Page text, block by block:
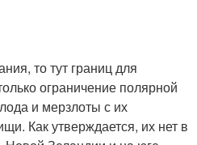
то тут границ для
ограничение полярной
и мерзлоты с их
Как утверждается, их нет в